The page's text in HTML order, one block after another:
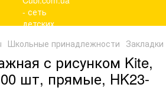
Школьные принадлежности Закладки
с рисунком Kite,
шт, прямые, HK23-